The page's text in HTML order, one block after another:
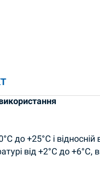
до +25°С і
від +2°С до